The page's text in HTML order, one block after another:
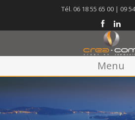
Tél. 06 18 55 65 00 | 09
Menu